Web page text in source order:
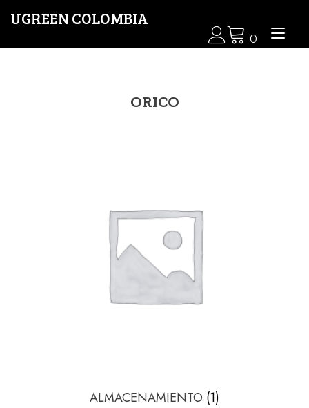
UGREEN COLOMBIA
0
ORICO
ALMACENAMIENTO (1)